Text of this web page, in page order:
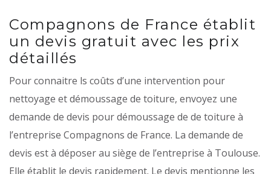
Compagnons de France établit
un devis gratuit avec les prix
détaillés
Pour connaitre ls coûts d’une intervention pour
nettoyage et démoussage de toiture, envoyez une
demande de devis pour démoussage de de toiture à
l’entreprise Compagnons de France. La demande de
devis est à déposer au siège de l’entreprise à Toulouse.
Elle établit le devis rapidement. Le devis mentionne les